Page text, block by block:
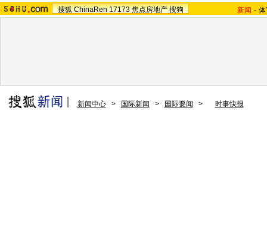
搜狐 ChinaRen 17173 焦点房地产 搜狗 新闻 -
新闻中心 > 国际新闻 > 国际要闻 > 时事快报